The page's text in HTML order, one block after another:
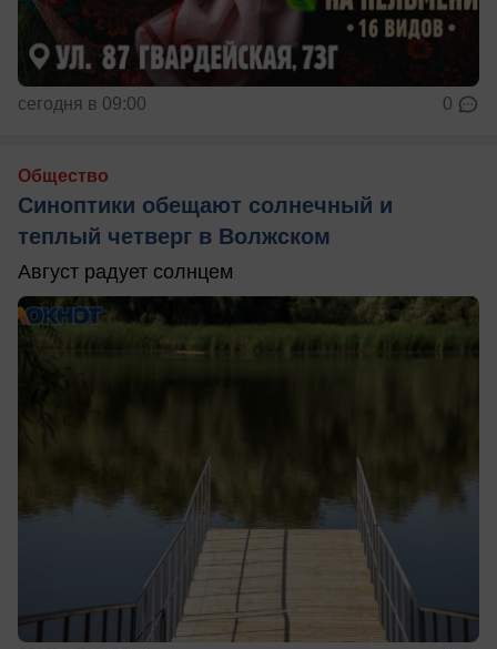
сегодня в 09:00 0
Общество
Синоптики обещают солнечный и
теплый четверг в Волжском
Август радует солнцем